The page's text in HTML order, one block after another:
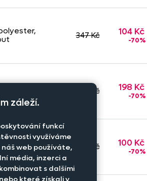
347 Kč 104 Kč
-70%
659 Kč 198 Kč
-70%
332 Kč 100 Kč
-70%
záleží.
funkcí
využíváme
web používáte,
média, inzerci a
s dalšími